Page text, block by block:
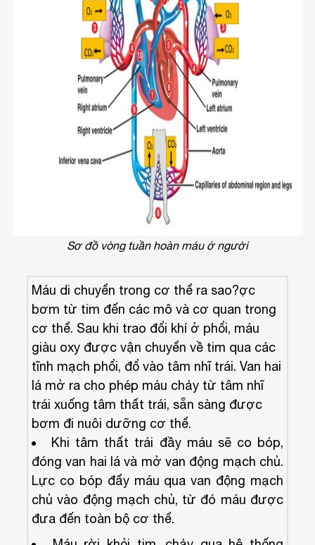
Sơ đồ vòng tuần hoàn máu ở người
Máu di chuyển trong cơ thể ra sao?ợc
bơm từ tim đến các mô và cơ quan trong
cơ thể. Sau khi trao đổi khí ở phổi, máu
giàu oxy được vận chuyển về tim qua các
tĩnh mạch phổi, đổ vào tâm nhĩ trái. Van hai
lá mở ra cho phép máu chảy từ tâm nhĩ
trái xuống tâm thất trái, sẵn sàng được
bơm đi nuôi dưỡng cơ thể.
Khi tâm thất trái đầy máu sẽ co bóp,
đóng van hai lá và mở van động mạch chủ.
Lực co bóp đẩy máu qua van động mạch
chủ vào động mạch chủ, từ đó máu được
đưa đến toàn bộ cơ thể.